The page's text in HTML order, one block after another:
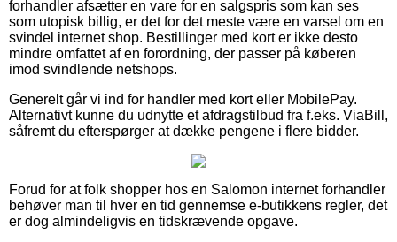
forhandler afsætter en vare for en salgspris som kan ses
som utopisk billig, er det for det meste være en varsel om en
svindel internet shop. Bestillinger med kort er ikke desto
mindre omfattet af en forordning, der passer på køberen
imod svindlende netshops.
Generelt går vi ind for handler med kort eller MobilePay.
Alternativt kunne du udnytte et afdragstilbud fra f.eks. ViaBill,
såfremt du efterspørger at dække pengene i flere bidder.
Forud for at folk shopper hos en Salomon internet forhandler
behøver man til hver en tid gennemse e-butikkens regler, det
er dog almindeligvis en tidskrævende opgave.